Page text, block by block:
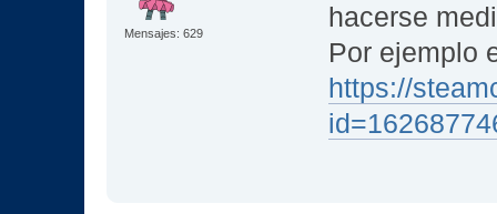
Mensajes: 629
hacerse
Por ejemplo
https://